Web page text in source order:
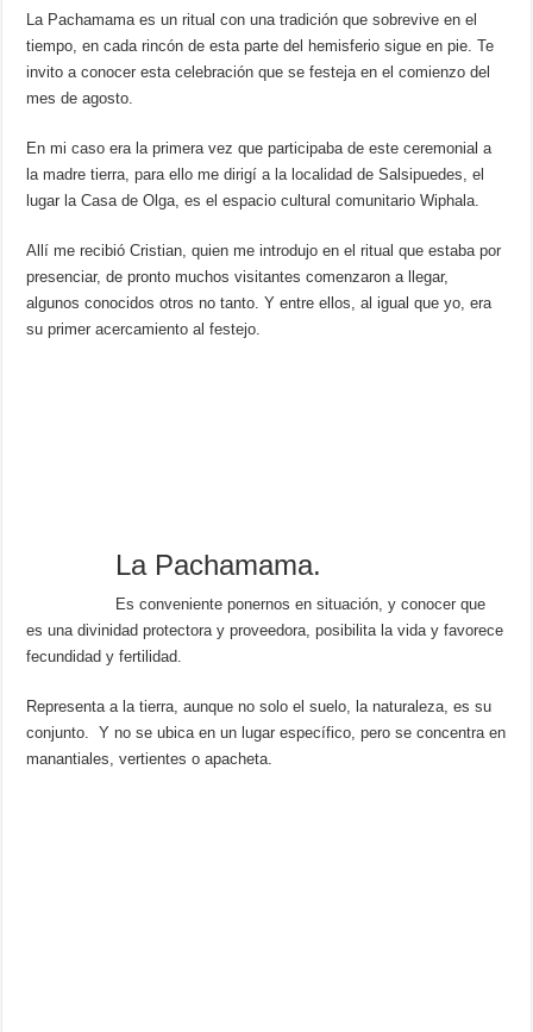
La Pachamama es un ritual con una tradición que sobrevive en el
tiempo, en cada rincón de esta parte del hemisferio sigue en pie. Te
invito a conocer esta celebración que se festeja en el comienzo del
mes de agosto.
En mi caso era la primera vez que participaba de este ceremonial a
la madre tierra, para ello me dirigí a la localidad de Salsipuedes, el
lugar la Casa de Olga, es el espacio cultural comunitario Wiphala.
Allí me recibió Cristian, quien me introdujo en el ritual que estaba por
presenciar, de pronto muchos visitantes comenzaron a llegar,
algunos conocidos otros no tanto. Y entre ellos, al igual que yo, era
su primer acercamiento al festejo.
La Pachamama.
Es conveniente ponernos en situación, y conocer que
es una divinidad protectora y proveedora, posibilita la vida y favorece
fecundidad y fertilidad.
Representa a la tierra, aunque no solo el suelo, la naturaleza, es su
conjunto. Y no se ubica en un lugar específico, pero se concentra en
manantiales, vertientes o apacheta.